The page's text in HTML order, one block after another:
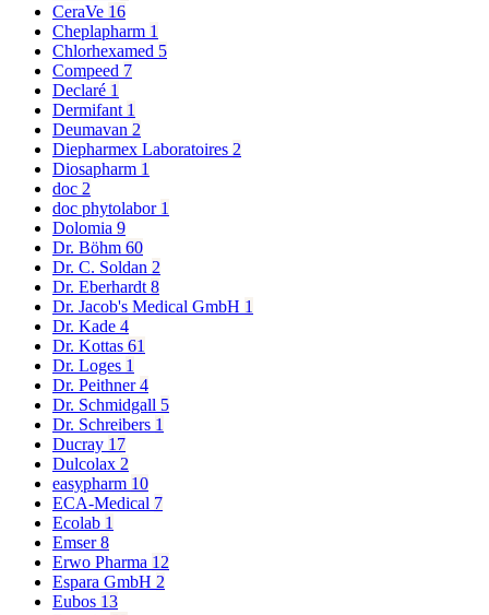
CeraVe 16
Cheplapharm 1
Chlorhexamed 5
Compeed 7
Declaré 1
Dermifant 1
Deumavan 2
Diepharmex Laboratoires 2
Diosapharm 1
doc 2
doc phytolabor 1
Dolomia 9
Dr. Böhm 60
Dr. C. Soldan 2
Dr. Eberhardt 8
Dr. Jacob's Medical GmbH 1
Dr. Kade 4
Dr. Kottas 61
Dr. Loges 1
Dr. Peithner4
Dr. Schmidgall 5
Dr. Schreibers 1
Ducray 17
Dulcolax 2
easypharm 10
ECA-Medical 7
Ecolab 1
Emser8
Erwo Pharma 12
Espara GmbH 2
Eubos 13